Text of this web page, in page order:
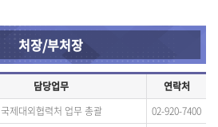
처장/부처장
담당업무
연락처
국제대외협력처 업무 총괄
02-920-7400